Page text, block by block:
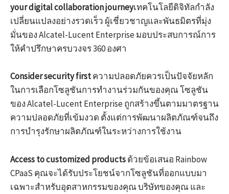
your digital collaboration journeyเทคโนโลยีดิจิทัลกำลัง
เปลี่ยนแปลงอย่างรวดเร็ว ผู้เชี่ยวชาญและพันธมิตรที่มุ่ง
มั่นของ Alcatel-Lucent Enterprise มอบประสบการณ์การ
ให้คำปรึกษาครบวงจร 360 องศา
Consider security firstความปลอดภัยควรเป็นปัจจัยหลัก
ในการเลือกโซลูชันการทำงานร่วมกันของคุณ โซลูชัน
ของ Alcatel-Lucent Enterprise ถูกสร้างขึ้นตามมาตรฐาน
ความปลอดภัยที่เข้มงวด ตั้งแต่การพัฒนาผลิตภัณฑ์จนถึง
การบำรุงรักษาผลิตภัณฑ์ในระหว่างการใช้งาน
Access to customized productsด้วยข้อเสนอ Rainbow
CPaaS คุณจะได้รับประโยชน์จากโซลูชันที่ออกแบบมา
เฉพาะสำหรับอุตสาหกรรมของคุณ บริษัทของคุณ และ